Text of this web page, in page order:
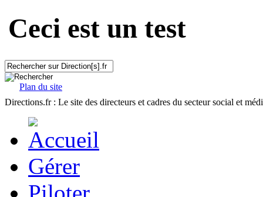
Ceci est un test
Plan du site
Directions.fr : Le site des directeurs et cadres du secteur social et
Gérer